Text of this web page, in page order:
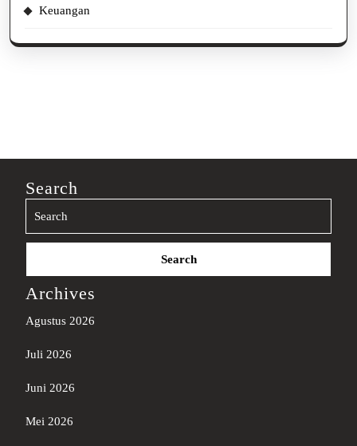
Keuangan
Search
Search
Archives
Agustus 2026
Juli 2026
Juni 2026
Mei 2026